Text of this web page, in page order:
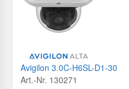
Avigilon 3.0C-H6SL-D1-30
Art.-Nr. 130271